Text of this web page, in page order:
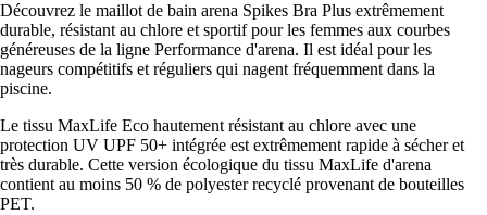
Découvrez le maillot de bain arena Spikes Bra Plus extrêmement
durable, résistant au chlore et sportif pour les femmes aux courbes
généreuses de la ligne Performance d'arena. Il est idéal pour les
nageurs compétitifs et réguliers qui nagent fréquemment dans la
piscine.
Le tissu MaxLife Eco hautement résistant au chlore avec une
protection UV UPF 50+ intégrée est extrêmement rapide à sécher et
très durable. Cette version écologique du tissu MaxLife d'arena
contient au moins 50 % de polyester recyclé provenant de bouteilles
PET.